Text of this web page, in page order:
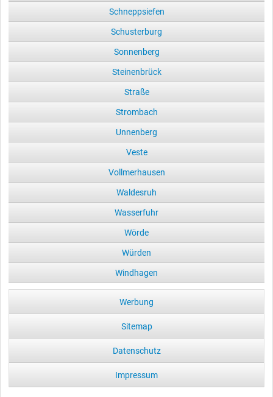
Schneppsiefen
Schusterburg
Sonnenberg
Steinenbrück
Straße
Strombach
Unnenberg
Veste
Vollmerhausen
Waldesruh
Wasserfuhr
Wörde
Würden
Windhagen
Werbung
Sitemap
Datenschutz
Impressum